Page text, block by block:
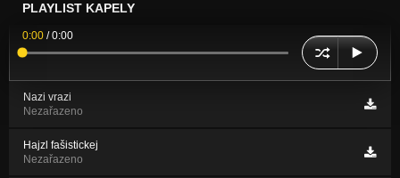
PLAYLIST KAPELY
0:00 /0:00
Nazi vrazi
Nezařazeno
Hajzl fašistickej
Nezařazeno